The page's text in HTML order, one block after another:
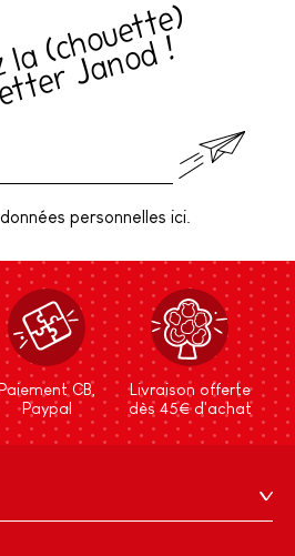
personnelles ici.
CB,
Paypal
Livraison offerte
dès 45€ d'achat